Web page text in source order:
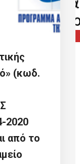
(κωδ.
2020
από το